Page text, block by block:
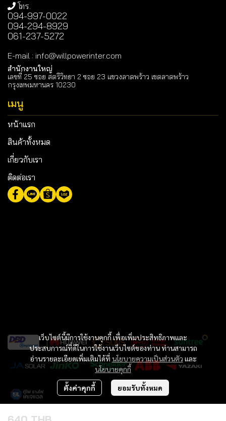
เว็บไซต์นี้มีการใช้งานคุกกี้ เพื่อเพิ่มประสิทธิภาพและ
ประสบการณ์ที่ดีในการใช้งานเว็บไซต์ของท่าน ท่านสามารถ
อ่านรายละเอียดเพิ่มเติมได้ที่ นโยบายความเป็นส่วนตัว และ
นโยบายคุกกี้
ตั้งค่าคุกกี้ ยอมรับทั้งหมด
โทร.
094-997-0022
094-294-8929
061-237-5272
E-mail : info@willpowerinter.com
สำนักงานใหญ่
เลขที่ 25 ซอย สตรีวิทยา 2 ซอย 23 แขวงลาดพร้าว เขตลาดพร้าว
กรุงเทพมหานคร 10230
เมนู
หน้าแรก
สินค้าทั้งหมด
เกี่ยวกับเรา
ติดต่อเรา